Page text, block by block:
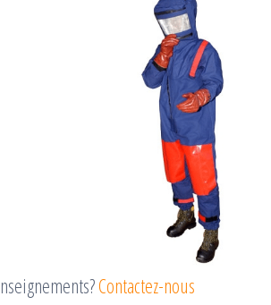
Contactez-nous